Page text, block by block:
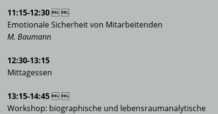
11:15-12:30 
Emotionale Sicherheit von Mitarbeitenden
M. Baumann
12:30-13:15
Mittagessen
13:15-14:45 
Workshop: biographische und lebensraumanalytische